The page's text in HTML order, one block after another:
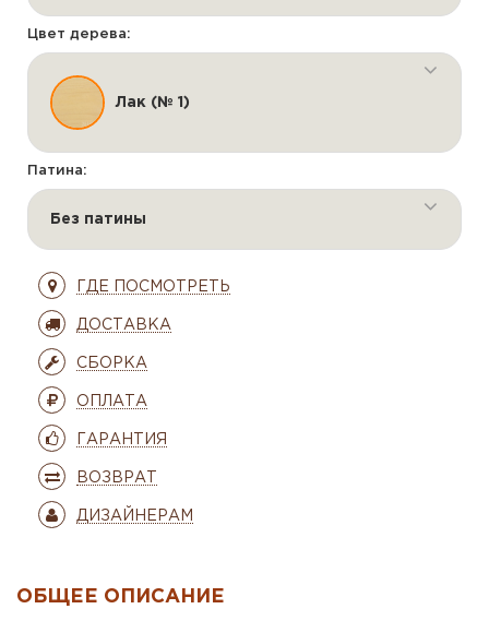
Цвет дерева:
Лак (№ 1)
Патина:
Без патины
ГДЕ ПОСМОТРЕТЬ
ДОСТАВКА
СБОРКА
ОПЛАТА
ГАРАНТИЯ
ВОЗВРАТ
ДИЗАЙНЕРАМ
ОБЩЕЕ ОПИСАНИЕ